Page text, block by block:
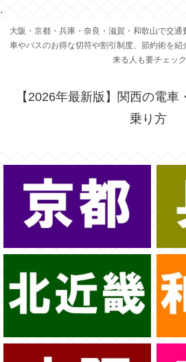
.
大阪・京都・兵庫・奈良・滋賀・和歌山で交
車やバスのお得な切符や割引制度、節約術を
来る人も要チェック
【2026年最新版】関西の電車
乗り方